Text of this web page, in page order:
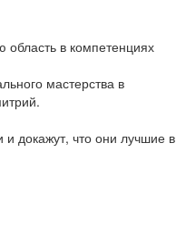
в компетенциях
мастерства в
докажут, что они лучшие в